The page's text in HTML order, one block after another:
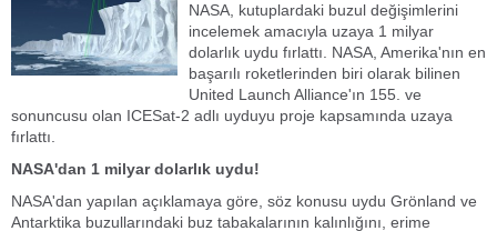
NASA, kutuplardaki buzul değişimlerini
incelemek amacıyla uzaya 1 milyar
dolarlık uydu fırlattı. NASA, Amerika'nın en
başarılı roketlerinden biri olarak bilinen
United Launch Alliance'ın 155. ve
sonuncusu olan ICESat-2 adlı uyduyu proje kapsamında uzaya
fırlattı.
NASA'dan 1 milyar dolarlık uydu!
NASA'dan yapılan açıklamaya göre, söz konusu uydu Grönland ve
Antarktika buzullarındaki buz tabakalarının kalınlığını, erime